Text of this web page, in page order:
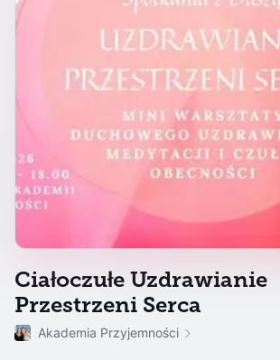
Ciałoczułe Uzdrawianie
Przestrzeni Serca
Akademia Przyjemności